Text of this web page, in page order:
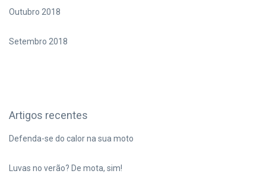
Outubro 2018
Setembro 2018
Artigos recentes
Defenda-se do calor na sua moto
Luvas no verão? De mota, sim!